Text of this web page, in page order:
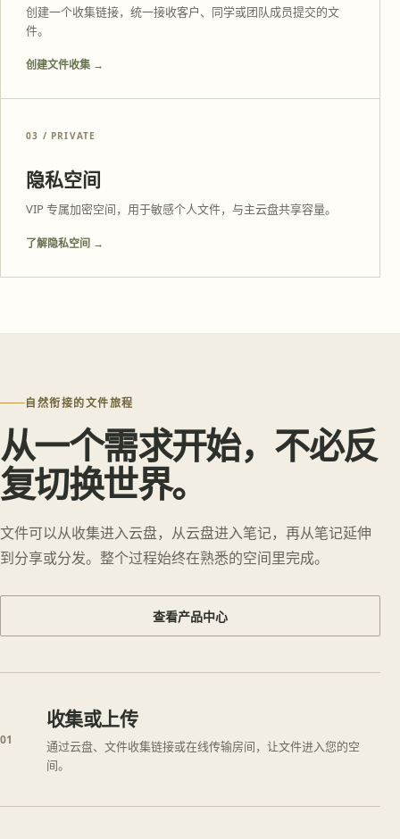
创建一个收集链接，统一接收客户、同学或团队成员提交的文
件。
创建文件收集 →
03 / PRIVATE
隐私空间
VIP 专属加密空间，用于敏感个人文件，与主云盘共享容量。
了解隐私空间 →
自然衔接的文件旅程
从一个需求开始，不必反
复切换世界。
文件可以从收集进入云盘，从云盘进入笔记，再从笔记延伸
到分享或分发。整个过程始终在熟悉的空间里完成。
查看产品中心
01
收集或上传
通过云盘、文件收集链接或在线传输房间，让文件进入您的空
间。